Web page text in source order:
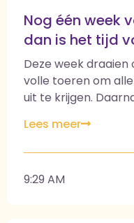
Nog één week
dan is het tijd
Deze week
volle toeren om
uit te krijgen.
zijn wij gesloten.
cakeproducten
Lees meer
9:29 AM